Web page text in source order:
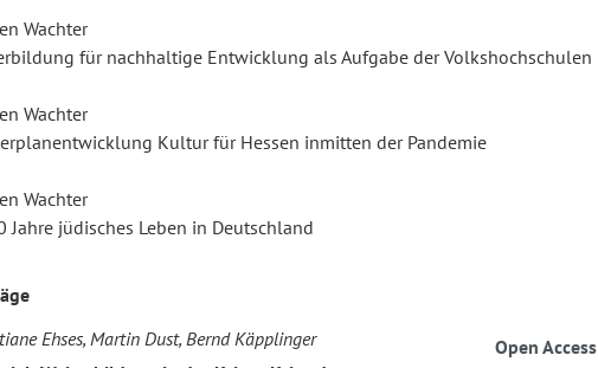
Wachter
für nachhaltige Entwicklung als Aufgabe der Volkshochschulen
Wachter
Kultur für Hessen inmitten der Pandemie
Wachter
Jahre jüdisches Leben in Deutschland
Ehses, Martin Dust, Bernd Käpplinger
Open Access